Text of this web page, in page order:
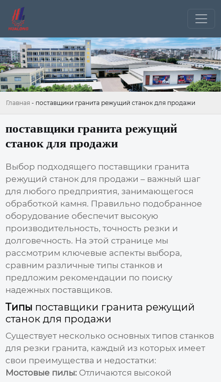
Главная - поставщики гранита режущий станок для продажи
поставщики гранита режущий
станок для продажи
Выбор подходящего поставщики гранита
режущий станок для продажи – важный шаг
для любого предприятия, занимающегося
обработкой камня. Правильно подобранное
оборудование обеспечит высокую
производительность, точность резки и
долговечность. На этой странице мы
рассмотрим ключевые аспекты выбора,
сравним различные типы станков и
предложим рекомендации по поиску
надежных поставщиков.
Типы поставщики гранита режущий
станок для продажи
Существует несколько основных типов станков
для резки гранита, каждый из которых имеет
свои преимущества и недостатки:
Мостовые пилы: Отличаются высокой